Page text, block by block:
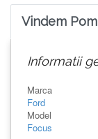
Vindem
Informatii
Marca
Ford
Model
Focus